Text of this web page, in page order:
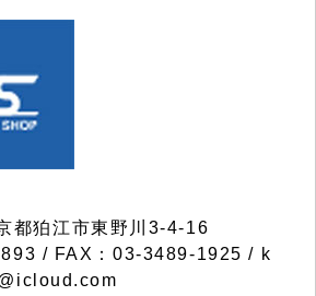
狛江市東野川3-4-16
/ FAX：03-3489-1925 / k